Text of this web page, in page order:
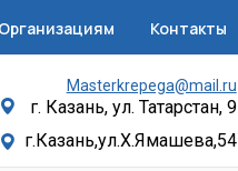
Организациям Контакты
Masterkrepega@mail.ru
г. Казань, ул. Татарстан, 9
г.Казань,ул.Х.Ямашева,54